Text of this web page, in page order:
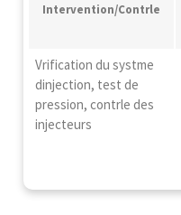
Intervention/Contrle
Vrification du systme
dinjection, test de
pression, contrle des
injecteurs